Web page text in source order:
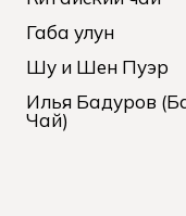
Габа улун
Шу и Шен Пуэр
Илья Бадуров
Чай)